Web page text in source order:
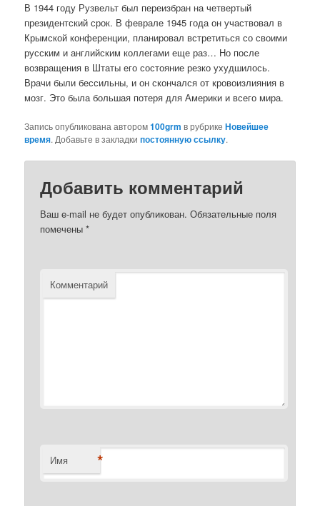
В 1944 году Рузвельт был переизбран на четвертый
президентский срок. В феврале 1945 года он участвовал в
Крымской конференции, планировал встретиться со своими
русским и английским коллегами еще раз… Но после
возвращения в Штаты его состояние резко ухудшилось.
Врачи были бессильны, и он скончался от кровоизлияния в
мозг. Это была большая потеря для Америки и всего мира.
Запись опубликована автором100grm в рубрикеНовейшее
время. Добавьте в закладкипостоянную ссылку.
Добавить комментарий
Ваш e-mail не будет опубликован. Обязательные поля
помечены*
Комментарий
Имя *